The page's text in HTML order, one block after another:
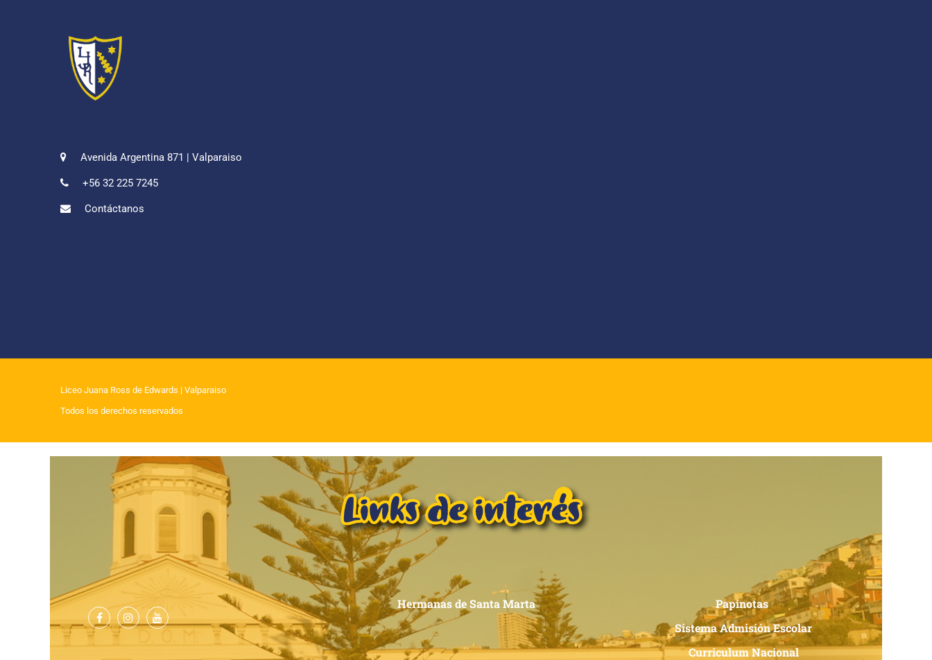
Avenida Argentina 871 | Valparaiso
+56 32 225 7245
Contáctanos
Liceo Juana Ross de Edwards | Valparaiso
Todos los derechos reservados
Hermanas de Santa Marta
Papinotas
Sistema Admisión Escolar
Curriculum Nacional